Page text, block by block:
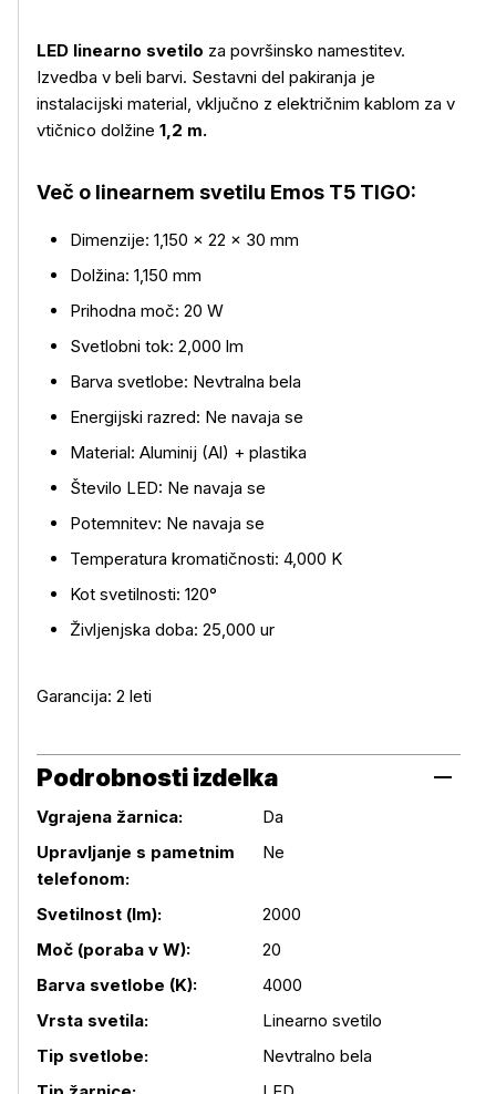
Več o izdelku
LED linearno svetilo za površinsko namestitev.
Izvedba v beli barvi. Sestavni del pakiranja je
instalacijski material, vključno z električnim kablom za v
vtičnico dolžine 1,2 m.
Več o linearnem svetilu Emos T5 TIGO:
Dimenzije: 1,150 × 22 × 30 mm
Dolžina: 1,150 mm
Prihodna moč: 20 W
Svetlobni tok: 2,000 lm
Barva svetlobe: Nevtralna bela
Energijski razred: Ne navaja se
Material: Aluminij (Al) + plastika
Število LED: Ne navaja se
Potemnitev: Ne navaja se
Temperatura kromatičnosti: 4,000 K
Kot svetilnosti: 120°
Življenjska doba: 25,000 ur
Garancija: 2 leti
Podrobnosti izdelka
Podrobnosti izdelka
Vgrajena žarnica:
Da
Upravljanje s pametnim
telefonom:
Ne
Svetilnost (lm):
2000
Moč (poraba v W):
20
Barva svetlobe (K):
4000
Vrsta svetila:
Linearno svetilo
Tip svetlobe:
Nevtralno bela